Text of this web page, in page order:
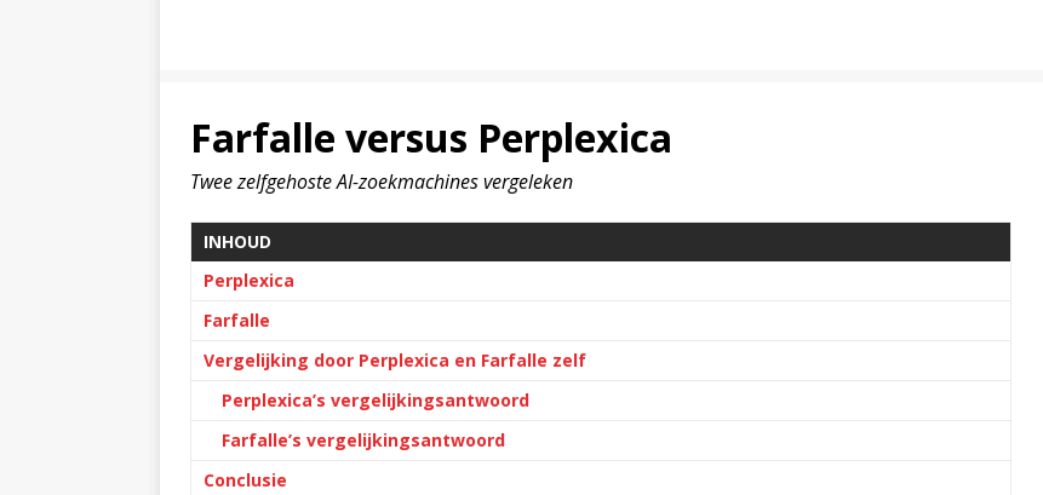
Farfalle versus Perplexica
Twee zelfgehoste AI-zoekmachines vergeleken
INHOUD
Perplexica
Farfalle
Vergelijking door Perplexica en Farfalle zelf
Perplexica’s vergelijkingsantwoord
Farfalle’s vergelijkingsantwoord
Conclusie